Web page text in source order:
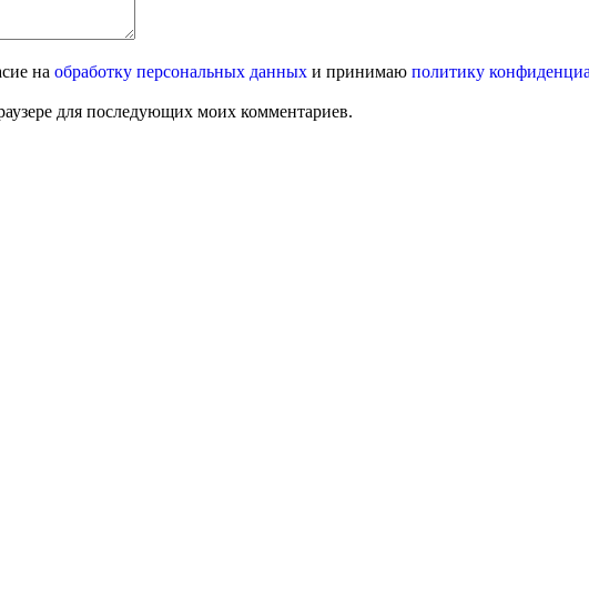
на обработку персональных данных и принимаю политику
для последующих моих комментариев.